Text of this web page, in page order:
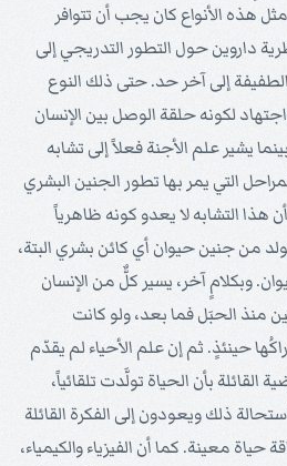
هذه الأنواع كان يجب أن تتوافر
داروين حول التطور التدريجي إلى
إلى آخر حد. حتى ذلك النوع
لكونه حلقة الوصل بين الإنسان
يشير علم الأجنة فعلاً إلى تشابه
التي يمر بها تطور الجنين البشري
هذا التشابه لا يعدو كونه ظاهرياً
من جنين حيوان أي كائن بشري البتة،
وبكلامٍ آخر، يسير كلٌّ من الإنسان
منذ الحبَل فما بعد، ولو كانت
حينئذٍ. ثم إن علم الأحياء لم يقدّم
القائلة بأن الحياة تولَّدت تلقائياً،
ذلك ويعودون إلى الفكرة القائلة
معينة. كما أن الفيزياء والكيمياء،